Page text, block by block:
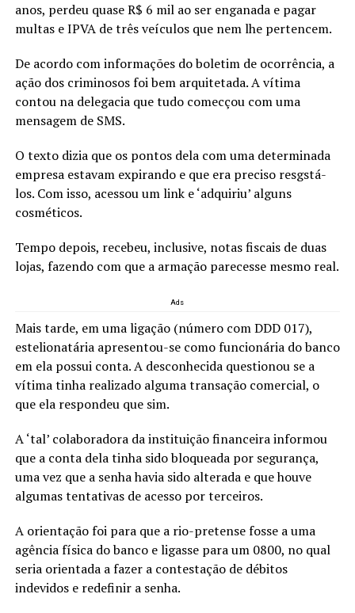
anos, perdeu quase R$ 6 mil ao ser enganada e pagar
multas e IPVA de três veículos que nem lhe pertencem.
De acordo com informações do boletim de ocorrência, a
ação dos criminosos foi bem arquitetada. A vítima
contou na delegacia que tudo comecçou com uma
mensagem de SMS.
O texto dizia que os pontos dela com uma determinada
empresa estavam expirando e que era preciso resgstá-
los. Com isso, acessou um link e ‘adquiriu’ alguns
cosméticos.
Tempo depois, recebeu, inclusive, notas fiscais de duas
lojas, fazendo com que a armação parecesse mesmo real.
Ads
Mais tarde, em uma ligação (número com DDD 017),
estelionatária apresentou-se como funcionária do banco
em ela possui conta. A desconhecida questionou se a
vítima tinha realizado alguma transação comercial, o
que ela respondeu que sim.
A ‘tal’ colaboradora da instituição financeira informou
que a conta dela tinha sido bloqueada por segurança,
uma vez que a senha havia sido alterada e que houve
algumas tentativas de acesso por terceiros.
A orientação foi para que a rio-pretense fosse a uma
agência física do banco e ligasse para um 0800, no qual
seria orientada a fazer a contestação de débitos
indevidos e redefinir a senha.